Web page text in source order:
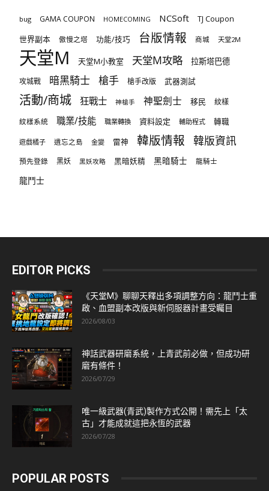
bug GAMA COUPON HOMECOMING NCSoft
TJ Coupon
世界副本
傲慢之塔 功能/技巧 台版情報 商城 天堂2M
天堂M 天堂M小教室 天堂M攻略 拉斯塔巴德
攻城戰 暗黑騎士 槍手 槍手改版 武器測試
活動/商城 狂戰士 神槍手 神聖劍士 移民 紋樣
紋樣系統 職業/技能 職業轉換 資料設定 輔助程式 轉職
遊戲橘子 遺忘之島 金變 雷神 韓版情報 韓版資訊
預先登錄 黑妖 黑妖攻略 黑暗妖精 黑暗騎士 龍騎士
龍鬥士
EDITOR PICKS
《天堂M》聊聊天釋出多項調整方向：龍鬥士重
啟、血盟副本改版與新伺服器計畫受矚目
2026/08/03
神話武器研磨系統，上青武前必做，但成功研
磨有條件！
2026/07/29
唯一級武器(青武)製作方式公開！需先上「太
古」才能成就這把永恆的武器
2026/07/28
POPULAR POSTS